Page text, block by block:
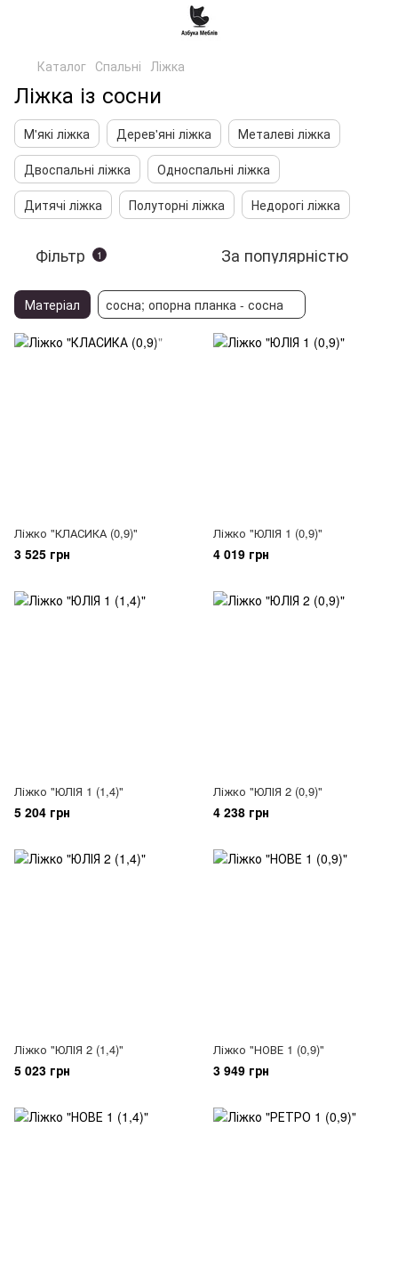
Каталог Спальні Ліжка
Ліжка із сосни
М'які ліжка Дерев'яні ліжка
Металеві ліжка
Двоспальні ліжка
Односпальні ліжка
Дитячі ліжка
Полуторні ліжка Недорогі ліжка
Фільтр 1 За популярністю
Матеріал сосна; опорна планка - сосна
Ліжко "КЛАСИКА (0,9)"
3 525 грн
Ліжко "ЮЛІЯ 1 (0,9)"
4 019 грн
Ліжко "ЮЛІЯ 1 (1,4)"
5 204 грн
Ліжко "ЮЛІЯ 2 (0,9)"
4 238 грн
Ліжко "ЮЛІЯ 2 (1,4)"
5 023 грн
Ліжко "НОВЕ 1 (0,9)"
3 949 грн